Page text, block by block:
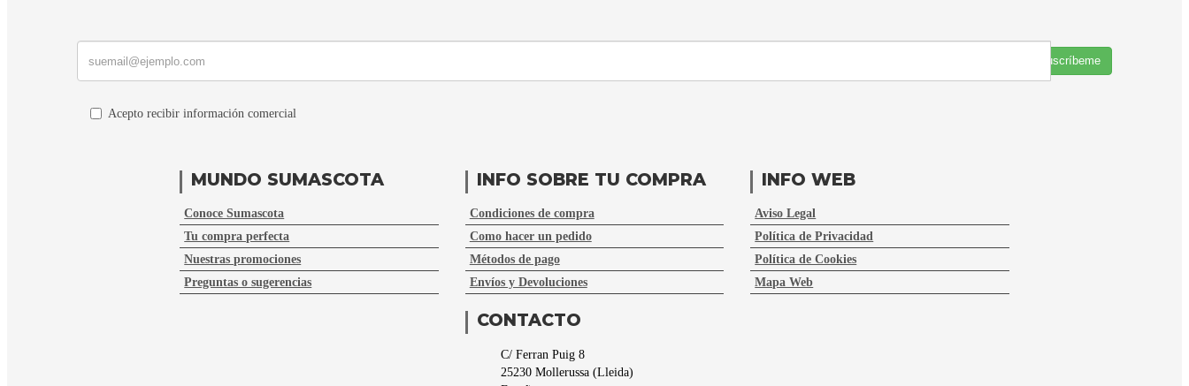
Suscríbeme
Acepto recibir información comercial
MUNDO SUMASCOTA
Conoce Sumascota
Tu compra perfecta
Nuestras promociones
Preguntas o sugerencias
INFO SOBRE TU COMPRA
Condiciones de compra
Como hacer un pedido
Métodos de pago
Envíos y Devoluciones
INFO WEB
Aviso Legal
Política de Privacidad
Política de Cookies
Mapa Web
CONTACTO
C/ Ferran Puig 8
25230 Mollerussa(Lleida)